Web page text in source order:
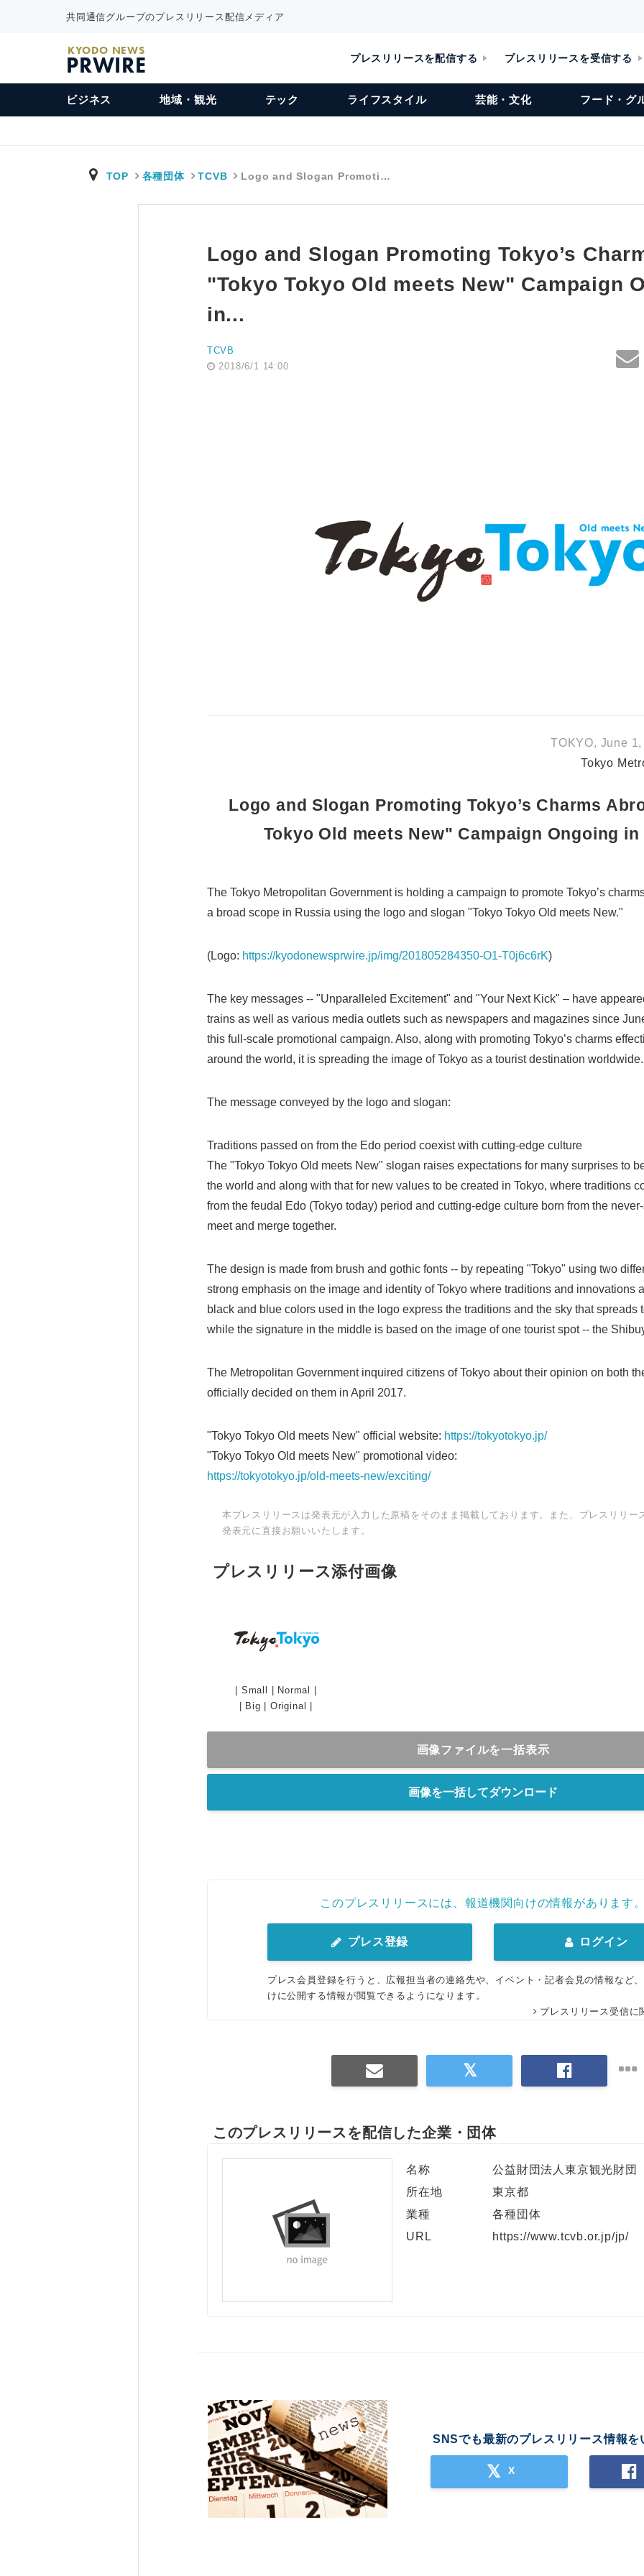
共同通信グループのプレスリリース配信メディア
KYODO NEWS
PRWIRE プレスリリースを配信する プレスリリースを受信する
ビジネス 地域・観光 テック ライフスタイル 芸能・文化 フード・グ
TOP 各種団体 TCVB Logo and Slogan Promoti…
Logo and Slogan Promoting Tokyo’s
"Tokyo Tokyo Old meets New" Campaign
in...
TCVB
2018/6/1 14:00
TOKYO, June
Tokyo
Logo and Slogan Promoting Tokyo’s Charms
Tokyo Old meets New" Campaign Ongoing
The Tokyo Metropolitan Government is holding a campaign to promote Tokyo’s
a broad scope in Russia using the logo and slogan "Tokyo Tokyo Old meets New."
(Logo: https://kyodonewsprwire.jp/img/201805284350-O1-T0j6c6rK)
The key messages -- "Unparalleled Excitement" and "Your Next Kick" – have
trains as well as various media outlets such as newspapers and magazines since
this full-scale promotional campaign. Also, along with promoting Tokyo’s charms
around the world, it is spreading the image of Tokyo as a tourist destination worldwide.
The message conveyed by the logo and slogan:
Traditions passed on from the Edo period coexist with cutting-edge culture
The "Tokyo Tokyo Old meets New" slogan raises expectations for many surprises to
the world and along with that for new values to be created in Tokyo, where traditions
from the feudal Edo (Tokyo today) period and cutting-edge culture born from the
meet and merge together.
The design is made from brush and gothic fonts -- by repeating "Tokyo" using two
strong emphasis on the image and identity of Tokyo where traditions and innovations
black and blue colors used in the logo express the traditions and the sky that spreads
while the signature in the middle is based on the image of one tourist spot -- the
The Metropolitan Government inquired citizens of Tokyo about their opinion on both
officially decided on them in April 2017.
"Tokyo Tokyo Old meets New" official website: https://tokyotokyo.jp/
"Tokyo Tokyo Old meets New" promotional video:
https://tokyotokyo.jp/old-meets-new/exciting/
本プレスリリースは発表元が入力した原稿をそのまま掲載しております。また、プレスリリー
発表元に直接お願いいたします。
プレスリリース添付画像
Small Normal
Big |Original
画像ファイルを一括表示
画像を一括してダウンロード
このプレスリリースには、報道機関向けの情報があります
プレス登録 ログイン
プレス会員登録を行うと、広報担当者の連絡先や、イベント・記者会見の情報など
けに公開する情報が閲覧できるようになります。
プレスリリース受信に
このプレスリリースを配信した企業・団体
名称
公益財団法人東京観光財団
所在地
東京都
業種
各種団体
URL
https://www.tcvb.or.jp/jp/
SNSでも最新のプレスリリース情報を
X